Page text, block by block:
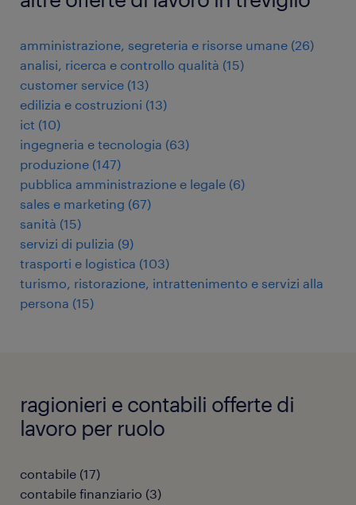
amministrazione, segreteria e risorse umane (26)
analisi, ricerca e controllo qualità (15)
customer service (13)
edilizia e costruzioni (13)
ict (10)
ingegneria e tecnologia (63)
produzione (147)
pubblica amministrazione e legale (6)
sales e marketing (67)
sanità (15)
servizi di pulizia (9)
trasporti e logistica (103)
turismo, ristorazione, intrattenimento e servizi alla
persona (15)
ragionieri e contabili offerte di
lavoro per ruolo
contabile (17)
contabile finanziario (3)